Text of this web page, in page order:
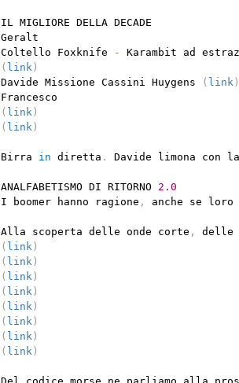
IL MIGLIORE DELLA DECADE
Geralt
Coltello Foxknife
-
Karambit ad
( link )
Davide Missione Cassini Huygens
( link
( link )
( link )
Birra in diretta . Davide limona con la
ANALFABETISMO DI RITORNO 2.0
I boomer hanno ragione , anche se loro
Alla scoperta delle onde corte ,
( link )
( link )
( link )
( link )
( link )
( link )
( link )
( link )